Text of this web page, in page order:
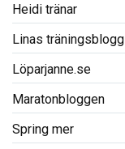
Heidi tränar
Linas träningsblogg
Löparjanne.se
Maratonbloggen
Spring mer